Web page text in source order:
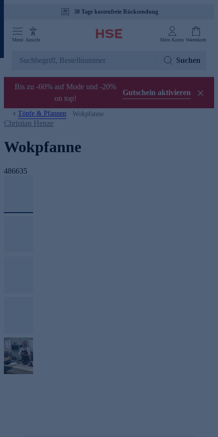
30 Tage kostenfreie Rücksendung
Tagesaktuelle Angebote
Menü Ansicht Mein Konto Warenkorb
Suchen
Bis zu -60% auf Mode und -20%
on top!
Gutschein aktivieren
Töpfe & Pfannen Wokpfanne
Christian Henze
Wokpfanne
486635